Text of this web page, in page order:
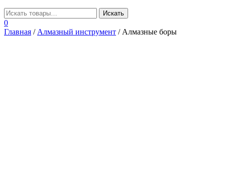
0
Главная / Алмазный инструмент / Алмазные боры